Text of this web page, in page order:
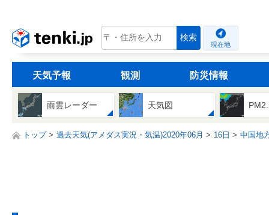
tenki.jp 検索
現在地
天気予報 観測 防災情報
雨雲レーダー 天気図
トップ 過去天気(アメダス実況・気温)2020年06月 16日 中国地